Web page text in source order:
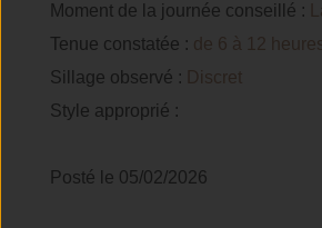
Moment de la journée conseillé :
Tenue constatée : de 6 à 12
Sillage observé : Discret
Style approprié :
Posté le 05/02/2026